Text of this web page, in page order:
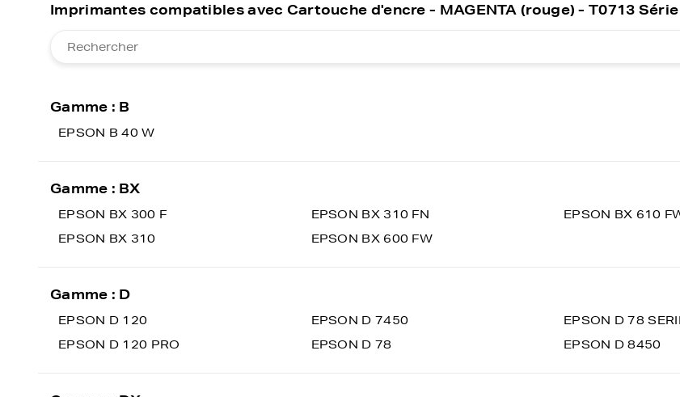
Imprimantes compatibles avec Cartouche d'encre - MAGENTA (rouge) - T0713
Gamme : B
EPSON B 40 W
Gamme : BX
EPSON BX 300 F
EPSON BX 310
EPSON BX 310 FN
EPSON BX 600 FW
EPSON BX 610
Gamme : D
EPSON D 120
EPSON D 120 PRO
EPSON D 7450
EPSON D 78
EPSON D 78
EPSON D 8450